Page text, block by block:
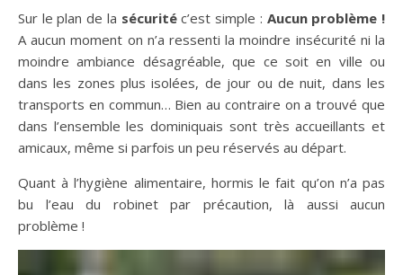
Sur le plan de la sécuritéc’est simple : Aucun problème !
A aucun moment on n’a ressenti la moindre insécurité ni la
moindre ambiance désagréable, que ce soit en ville ou
dans les zones plus isolées, de jour ou de nuit, dans les
transports en commun… Bien au contraire on a trouvé que
dans l’ensemble les dominiquais sont très accueillants et
amicaux, même si parfois un peu réservés au départ.
Quant à l’hygiène alimentaire, hormis le fait qu’on n’a pas
bu l’eau du robinet par précaution, là aussi aucun
problème !